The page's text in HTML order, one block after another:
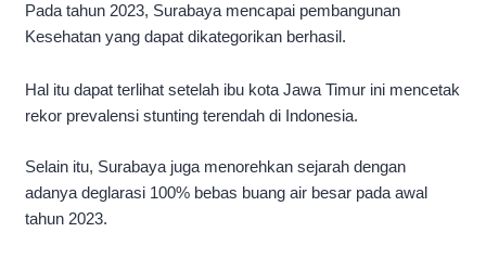
Pada tahun 2023, Surabaya mencapai pembangunan
Kesehatan yang dapat dikategorikan berhasil.
Hal itu dapat terlihat setelah ibu kota Jawa Timur ini mencetak
rekor prevalensi stunting terendah di Indonesia.
Selain itu, Surabaya juga menorehkan sejarah dengan
adanya deglarasi 100% bebas buang air besar pada awal
tahun 2023.